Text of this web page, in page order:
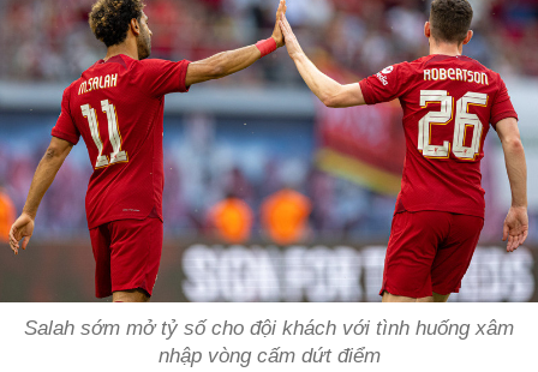
Salah sớm mở tỷ số cho đội khách với tình huống xâm
nhập vòng cấm dứt điểm